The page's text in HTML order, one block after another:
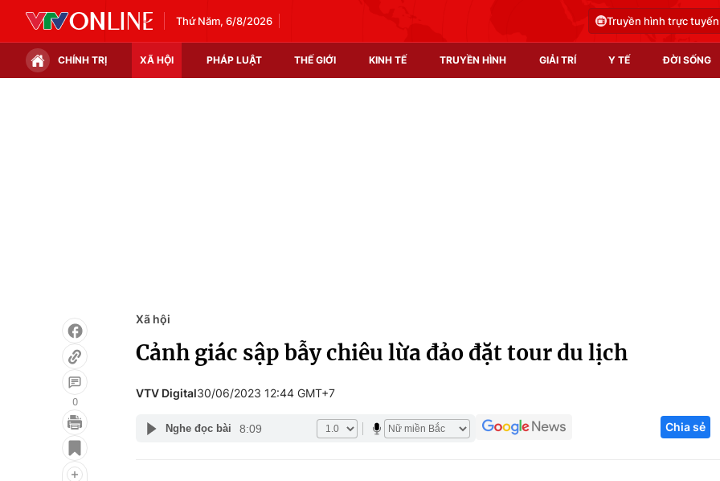
Thứ Năm, 6/8/2026 Truyền hình trực tuyến
CHÍNH TRỊ XÃ HỘI PHÁP LUẬT THẾ GIỚI KINH TẾ TRUYỀN HÌNH GIẢI TRÍ Y TẾ ĐỜI SỐNG
Điện ảnh
Giáo dục
Công nghệ
0
Xã hội
Cảnh giác sập bẫy chiêu lừa đảo đặt tour du lịch
VTV Digital30/06/2023 12:44 GMT+7
Nghe đọc bài 8:09 Chia sẻ